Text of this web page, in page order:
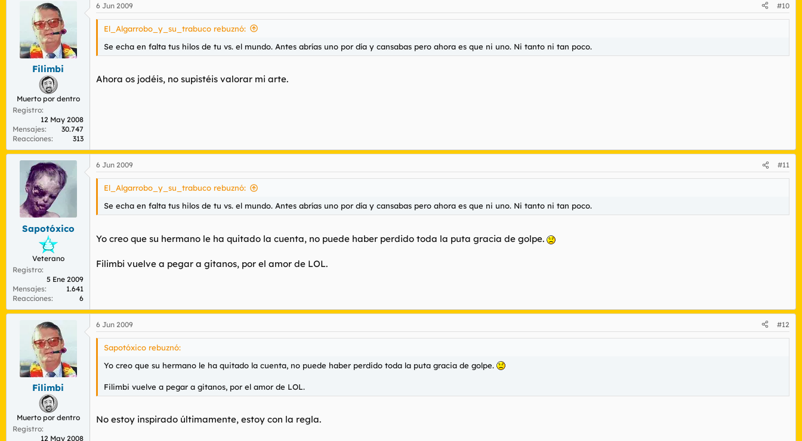
Filimbi
Muerto por dentro
Registro
12 May 2008
Mensajes
30.747
Reacciones
313
6 Jun 2009 #10
El_Algarrobo_y_su_trabuco rebuznó:
Se echa en falta tus hilos de tu vs. el mundo. Antes abrías uno por día y cansabas pero ahora es que ni uno. Ni tanto ni tan poco.
Ahora os jodéis, no supistéis valorar mi arte.
Sapotóxico
Veterano
Registro
5 Ene 2009
Mensajes
1.641
Reacciones
6
6 Jun 2009 #11
El_Algarrobo_y_su_trabuco rebuznó:
Se echa en falta tus hilos de tu vs. el mundo. Antes abrías uno por día y cansabas pero ahora es que ni uno. Ni tanto ni tan poco.
Yo creo que su hermano le ha quitado la cuenta, no puede haber perdido toda la puta gracia de golpe.
Filimbi vuelve a pegar a gitanos, por el amor de LOL.
Filimbi
Muerto por dentro
Registro
12 May 2008
6 Jun 2009 #12
Sapotóxico rebuznó:
Yo creo que su hermano le ha quitado la cuenta, no puede haber perdido toda la puta gracia de golpe.
Filimbi vuelve a pegar a gitanos, por el amor de LOL.
No estoy inspirado últimamente, estoy con la regla.